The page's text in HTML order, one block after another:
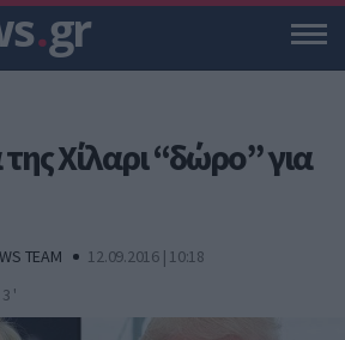
.gr
Χίλαρι “δώρο” για
TEAM
12.09.2016 | 10:18
'